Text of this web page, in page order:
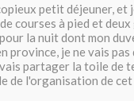
petit déjeuner, et
courses à pied et
la nuit dont mon
province, je ne vais
partager la toile de
de l'organisation de